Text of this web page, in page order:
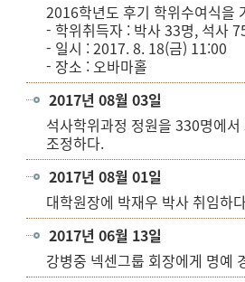
2016학년도 후기 학위수여식을
- 학위취득자 : 박사 33명, 석사
- 일시 : 2017. 8. 18(금) 11:00
- 장소 : 오바마홀
2017년 08월 03일
석사학위과정 정원을 330명에
조정하다.
2017년 08월 01일
대학원장에 박재우 박사 취임하
2017년 06월 13일
강병중 넥센그룹 회장에게 명예